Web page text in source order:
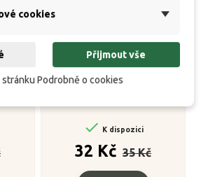
10 Háčky Yamatsu Aji 4
 K dispozici
32 Kč
cena
35 Kč
cookies
Přijmout vše
stránku Podrobně o cookies